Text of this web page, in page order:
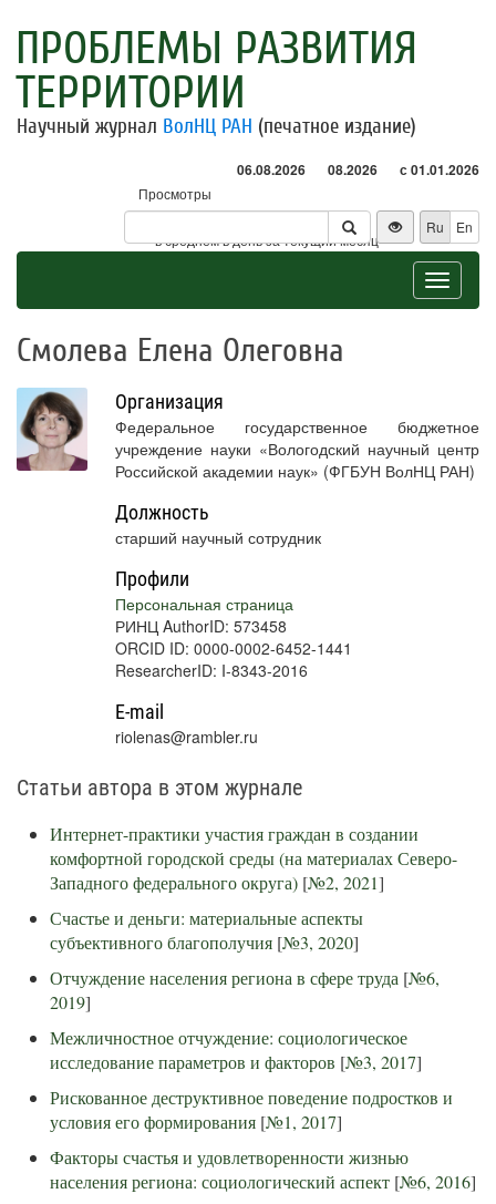
ПРОБЛЕМЫ РАЗВИТИЯ
ТЕРРИТОРИИ
Научный журнал ВолНЦ РАН (печатное издание)
06.08.2026 08.2026 с 01.01.2026
Просмотры
Посетители
* - в среднем в день за текущий месяц
Ru En
Toggle
Смолева Елена Олеговна
Организация
Федеральное государственное бюджетное
учреждение науки «Вологодский научный центр
Российской академии наук» (ФГБУН ВолНЦ РАН)
Должность
старший научный сотрудник
Профили
Персональная страница
РИНЦ AuthorID: 573458
ORCID ID: 0000-0002-6452-1441
ResearcherID: I-8343-2016
E-mail
riolenas@rambler.ru
Статьи автора в этом журнале
Интернет-практики участия граждан в создании
комфортной городской среды (на материалах Северо-
Западного федерального округа) [№2, 2021]
Счастье и деньги: материальные аспекты
субъективного благополучия [№3, 2020]
Отчуждение населения региона в сфере труда [№6,
2019]
Межличностное отчуждение: социологическое
исследование параметров и факторов [№3, 2017]
Рискованное деструктивное поведение подростков и
условия его формирования [№1, 2017]
Факторы счастья и удовлетворенности жизнью
населения региона: социологический аспект [№6, 2016]